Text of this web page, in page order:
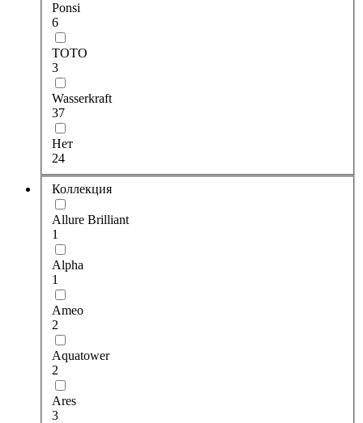
Ponsi
6
TOTO
3
Wasserkraft
37
Нет
24
Коллекция
Allure Brilliant
1
Alpha
1
Ameo
2
Aquatower
2
Ares
3